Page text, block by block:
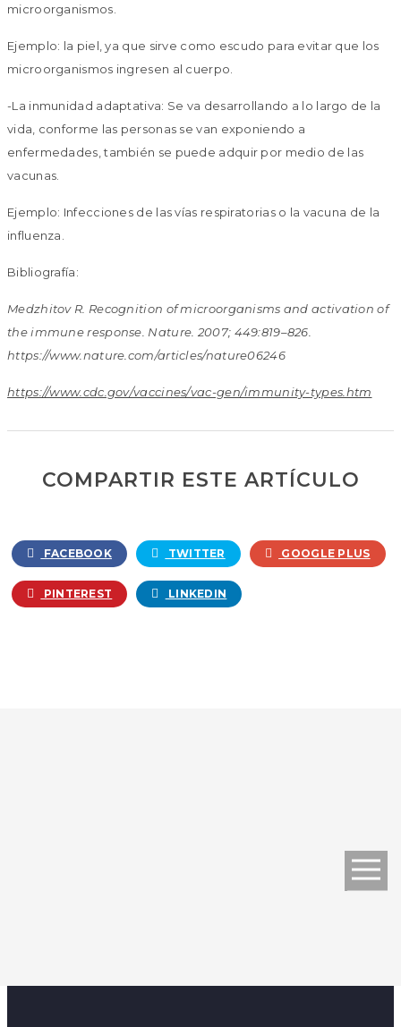
microorganismos.
Ejemplo: la piel, ya que sirve como escudo para evitar que los
microorganismos ingresen al cuerpo.
-La inmunidad adaptativa: Se va desarrollando a lo largo de la
vida, conforme las personas se van exponiendo a
enfermedades, también se puede adquir por medio de las
vacunas.
Ejemplo: Infecciones de las vías respiratorias o la vacuna de la
influenza.
Bibliografía:
Medzhitov R. Recognition of microorganisms and activation of
the immune response. Nature. 2007; 449:819–826.
https://www.nature.com/articles/nature06246
https://www.cdc.gov/vaccines/vac-gen/immunity-types.htm
COMPARTIR ESTE ARTÍCULO
FACEBOOK TWITTER GOOGLE PLUS
PINTEREST LINKEDIN